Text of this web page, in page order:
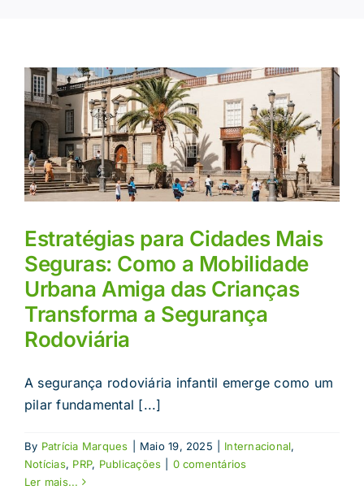
Estratégias para Cidades Mais
Seguras: Como a Mobilidade
Urbana Amiga das Crianças
Transforma a Segurança
Rodoviária
A segurança rodoviária infantil emerge como um
pilar fundamental [...]
By Patrícia Marques Maio 19, 2025 Internacional,
Notícias, PRP, Publicações
0 comentários
Ler mais...